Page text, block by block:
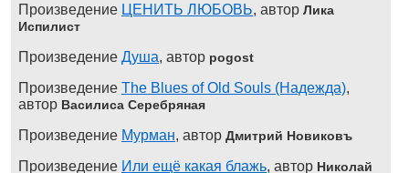
Произведение ЦЕНИТЬ ЛЮБОВЬ, автор Лика
Испилист
Произведение Душа, автор pogost
Произведение The Blues of Old Souls (Надежда),
автор Василиса Серебряная
Произведение Мурман, автор Дмитрий Новиковъ
Произведение Или ещё какая блажь, автор Николай